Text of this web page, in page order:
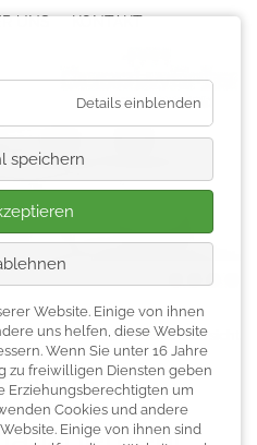
Navigation überspringen
UNS KONTAKT
« zurück zur Seminarübersicht
Details einblenden
speichern
Website. Einige von ihnen
uns helfen, diese Website
Wenn Sie unter 16 Jahre
zu freiwilligen Diensten geben
Erziehungsberechtigten um
Cookies und andere
Einige von ihnen sind